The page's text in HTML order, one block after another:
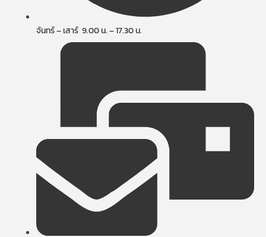
จันทร์ – เสาร์ 9.00 น. – 17.30 น.